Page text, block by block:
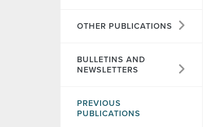
OTHER PUBLICATIONS
BULLETINS AND
NEWSLETTERS
PREVIOUS
PUBLICATIONS